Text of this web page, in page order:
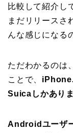
比較して紹介し
まだリリースさ
んな感じになる
ただわかるのは
ことで、 iPhone
Suicaしかあり
Androidユーザ